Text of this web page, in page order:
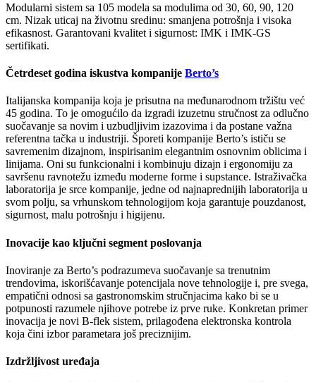
Modularni sistem sa 105 modela sa modulima od 30, 60, 90, 120
cm. Nizak uticaj na životnu sredinu: smanjena potrošnja i visoka
efikasnost. Garantovani kvalitet i sigurnost: IMK i IMK-GS
sertifikati.
Četrdeset godina iskustva kompanije Berto’s
Italijanska kompanija koja je prisutna na međunarodnom tržištu već
45 godina. To je omogućilo da izgradi izuzetnu stručnost za odlučno
suočavanje sa novim i uzbudljivim izazovima i da postane važna
referentna tačka u industriji. Šporeti kompanije Berto’s ističu se
savremenim dizajnom, inspirisanim elegantnim osnovnim oblicima i
linijama. Oni su funkcionalni i kombinuju dizajn i ergonomiju za
savršenu ravnotežu između moderne forme i supstance. Istraživačka
laboratorija je srce kompanije, jedne od najnaprednijih laboratorija u
svom polju, sa vrhunskom tehnologijom koja garantuje pouzdanost,
sigurnost, malu potrošnju i higijenu.
Inovacije kao ključni segment poslovanja
Inoviranje za Berto’s podrazumeva suočavanje sa trenutnim
trendovima, iskorišćavanje potencijala nove tehnologije i, pre svega,
empatični odnosi sa gastronomskim stručnjacima kako bi se u
potpunosti razumele njihove potrebe iz prve ruke. Konkretan primer
inovacija je novi B-flek sistem, prilagođena elektronska kontrola
koja čini izbor parametara još preciznijim.
Izdržljivost uređaja